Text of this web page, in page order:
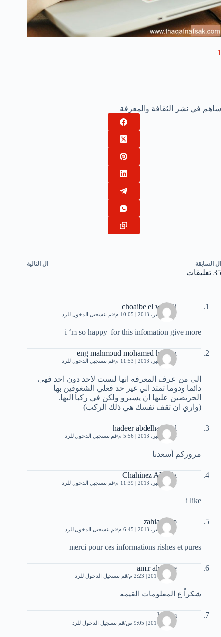
1
ساهم في نشر الثقافة والمعرفة
ال السابقة ال التالية
35 تعليقات
choaibe el wahidi
22 ديسمبر، 2013 | 10:05 م قم بتسجيل الدخول للرد
i ‘m so happy .for this infomation give more
eng mahmoud mohamed hassan
22 ديسمبر، 2013 | 11:53 م قم بتسجيل الدخول للرد
الي من عرف المعرفه انها ليست لاحد دون احد فهي
دائما ودوما تمتد الي غير حد فعلي الشغوفين بها
الحريصين عليها ان يسيرو ولكن في ركبا اليها.
(واري ان ثقف نفسك هي ذلك الركب)
hadeer abdelhameed
24 ديسمبر، 2013 | 5:56 م قم بتسجيل الدخول للرد
مروركم أسعدنا
Chahinez Algeria
26 ديسمبر، 2013 | 11:39 م قم بتسجيل الدخول للرد
i like
zahia zaho
29 ديسمبر، 2013 | 6:45 م قم بتسجيل الدخول للرد
merci pour ces informations rishes et pures
amir algnabe
3 يناير، 2014 | 2:23 م قم بتسجيل الدخول للرد
شكراً ع المعلومات القيمه
hakim
5 يناير، 2014 | 9:05 ص قم بتسجيل الدخول للرد